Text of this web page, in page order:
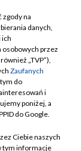
zgody na
danych,
ich
przez
„TVP”),
Zaufanych
do
i
poniżej, a
do Google.
Ciebie naszych
tym informacje